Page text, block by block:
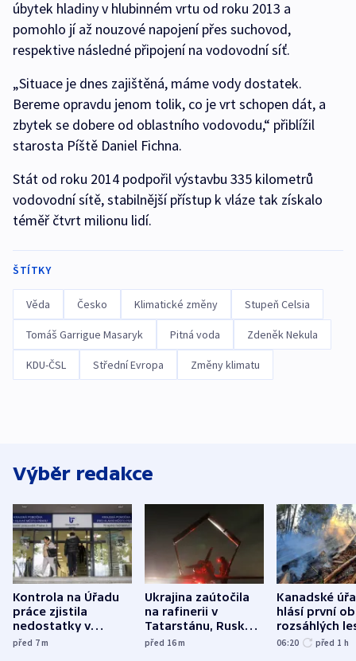
úbytek hladiny v hlubinném vrtu od roku 2013 a
pomohlo jí až nouzové napojení přes suchovod,
respektive následné připojení na vodovodní síť.
„Situace je dnes zajištěná, máme vody dostatek.
Bereme opravdu jenom tolik, co je vrt schopen dát, a
zbytek se dobere od oblastního vodovodu,“ přiblížil
starosta Píště Daniel Fichna.
Stát od roku 2014 podpořil výstavbu 335 kilometrů
vodovodní sítě, stabilnější přístup k vláze tak získalo
téměř čtvrt milionu lidí.
ŠTÍTKY
Věda Česko Klimatické změny Stupeň Celsia
Tomáš Garrigue Masaryk Pitná voda Zdeněk Nekula
KDU-ČSL Střední Evropa Změny klimatu
Výběr redakce
Kontrola na Úřadu
práce zjistila
nedostatky v
účetnictví za 5,6
před 7m
Ukrajina zaútočila
na rafinerii v
Tatarstánu, Rusko
bombardovalo
před 16m
Kanadské
hlásí první
rozsáhlých
požárů
06:20 před 1 h